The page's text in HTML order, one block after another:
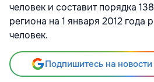
человек и составит порядка
региона на 1 января 2012 года
человек.
Подпишитесь на